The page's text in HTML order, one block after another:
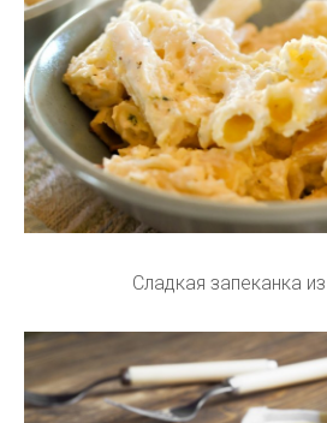
Сладкая запеканка